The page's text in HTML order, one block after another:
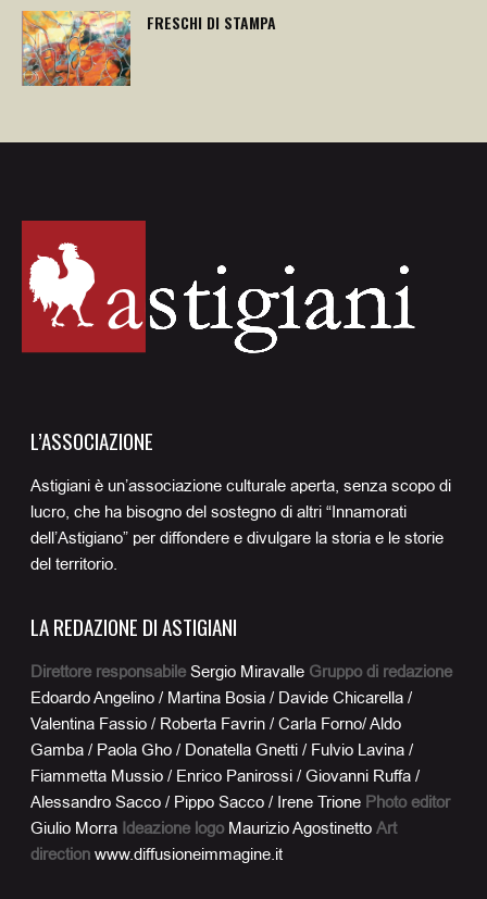
FRESCHI DI STAMPA
L’ASSOCIAZIONE
Astigiani è un’associazione culturale aperta, senza scopo di
lucro, che ha bisogno del sostegno di altri “Innamorati
dell’Astigiano” per diffondere e divulgare la storia e le storie
del territorio.
LA REDAZIONE DI ASTIGIANI
Direttore responsabile Sergio Miravalle Gruppo di redazione
Edoardo Angelino / Martina Bosia / Davide Chicarella /
Valentina Fassio / Roberta Favrin / Carla Forno/ Aldo
Gamba / Paola Gho / Donatella Gnetti / Fulvio Lavina /
Fiammetta Mussio / Enrico Panirossi / Giovanni Ruffa /
Alessandro Sacco / Pippo Sacco / Irene Trione Photo editor
Giulio Morra Ideazione logo Maurizio Agostinetto Art
direction www.diffusioneimmagine.it